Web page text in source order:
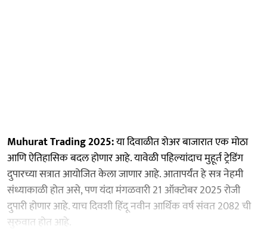
Muhurat Trading 2025:या दिवाळीत शेअर बाजारात एक मोठा
आणि ऐतिहासिक बदल होणार आहे. यावेळी पहिल्यांदाच मुहूर्त ट्रेडिंग
दुपारच्या सत्रात आयोजित केला जाणार आहे. आतापर्यंत हे सत्र नेहमी
संध्याकाळी होत असे, पण यंदा मंगळवारी 21 ऑक्टोबर 2025 रोजी
दुपारी होणार आहे. याच दिवशी हिंदू नवीन आर्थिक वर्ष संवत 2082 ची
सुरुवात होत आहे.